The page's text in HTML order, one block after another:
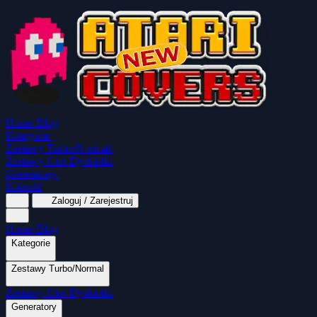
Home Blog
Kategorie
Zestawy Turbo/Normal
Zestawy Gier Dyskietki
Generatory
Kontakt
Zaloguj / Zarejestruj
Home Blog
Kategorie
Wszystkie kategorie
Zestawy Turbo/Normal
MapaSoft Turbo ROM SparkTurbo 2000
Mina Grubcio Normal
Zestawy Gier Dyskietki
Generatory